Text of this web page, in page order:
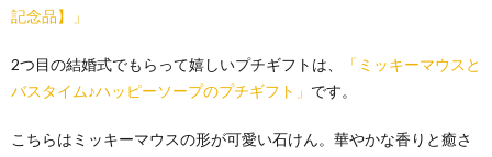
記念品】」
2つ目の結婚式でもらって嬉しいプチギフトは、
「ミッキーマウスと
バスタイム♪ハッピーソープのプチギフト」 です。
こちらはミッキーマウスの形が可愛い石けん。華やかな香りと癒さ